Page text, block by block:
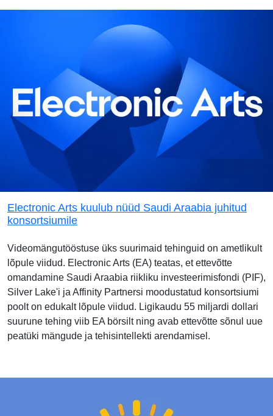
Electronic Arts kuulub nüüd Saudi Araabia juhitud
konsortsiumile
Videomängutööstuse üks suurimaid tehinguid on ametlikult
lõpule viidud. Electronic Arts (EA) teatas, et ettevõtte
omandamine Saudi Araabia riikliku investeerimisfondi (PIF),
Silver Lake'i ja Affinity Partnersi moodustatud konsortsiumi
poolt on edukalt lõpule viidud. Ligikaudu 55 miljardi dollari
suurune tehing viib EA börsilt ning avab ettevõtte sõnul uue
peatüki mängude ja tehisintellekti arendamisel.